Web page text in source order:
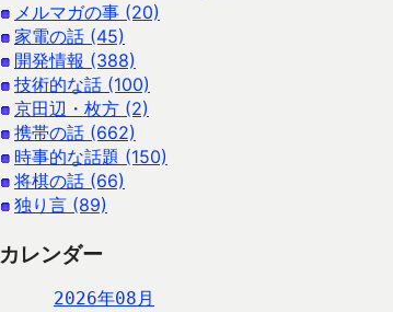
メルマガの事 (20)
家電の話 (45)
開発情報 (388)
技術的な話 (100)
京田辺・枚方 (2)
携帯の話 (662)
時事的な話題 (150)
将棋の話 (66)
独り言 (89)
カレンダー
2026年08月